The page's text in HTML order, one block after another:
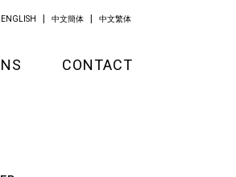
CONTACT
ENGLISH 中文簡体 中文繁体